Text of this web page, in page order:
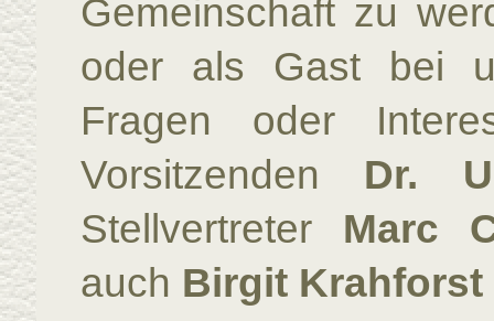
Gemeinschaft zu
oder als Gast bei
Fragen oder
Vorsitzenden Dr.
Stellvertreter Marc
auch Birgit Krahforst